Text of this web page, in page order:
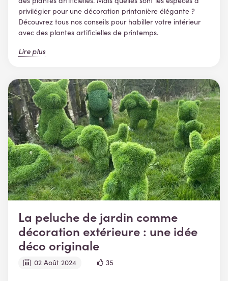
privilégier pour une décoration printanière élégante ?
Découvrez tous nos conseils pour habiller votre intérieur
avec des plantes artificielles de printemps.
Lire plus
La peluche de jardin comme
décoration extérieure : une idée
déco originale
02 Août 2024 35